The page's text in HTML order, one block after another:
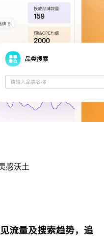
感沃土
流量及搜索趋势，追